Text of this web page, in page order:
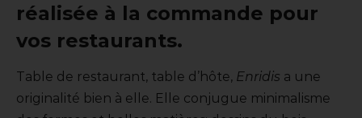
réalisée à la commande pour
vos restaurants.
Table de restaurant, table d’hôte, Enridis a une
originalité bien à elle. Elle conjugue minimalisme